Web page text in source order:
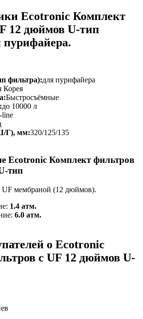
Ecotronic Комплект
12 дюймов U-тип
фильтра):для пурифайера
Быстросъёмные
до 10000 л
line
Г), мм:320/125/135
Ecotronic Комплект фильтров
тип
UF мембраной (12 дюймов).
1.4 атм.
6.0 атм.
о Ecotronic
c UF 12 дюймов U-